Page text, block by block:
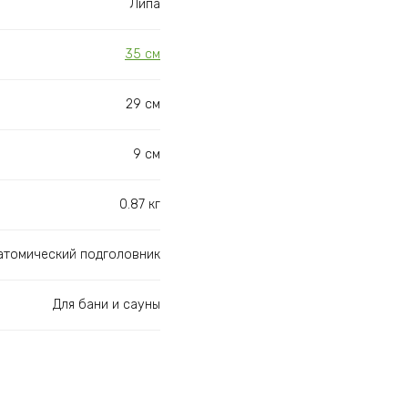
Липа
35 см
29 см
9 см
0.87 кг
подголовник
Для бани и сауны